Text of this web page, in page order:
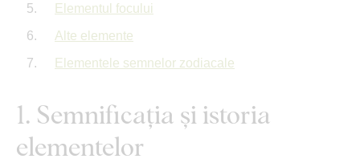
Elementul focului
Alte elemente
Elementele semnelor zodiacale
1. Semnificația și istoria
elementelor